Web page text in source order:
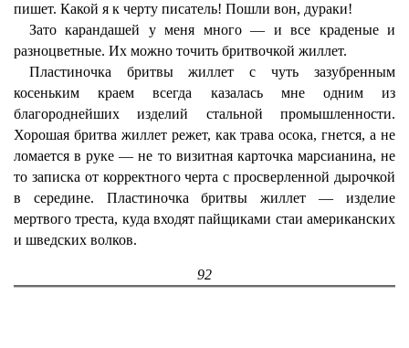
пишет. Какой я к черту писатель! Пошли вон, дураки!
Зато карандашей у меня много — и все краденые и
разноцветные. Их можно точить бритвочкой жиллет.
Пластиночка бритвы жиллет с чуть зазубренным
косеньким краем всегда казалась мне одним из
благороднейших изделий стальной промышленности.
Хорошая бритва жиллет режет, как трава осока, гнется, а не
ломается в руке — не то визитная карточка марсианина, не
то записка от корректного черта с просверленной дырочкой
в середине. Пластиночка бритвы жиллет — изделие
мертвого треста, куда входят пайщиками стаи американских
и шведских волков.
92